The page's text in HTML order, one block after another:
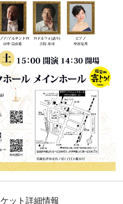
ット詳細情報